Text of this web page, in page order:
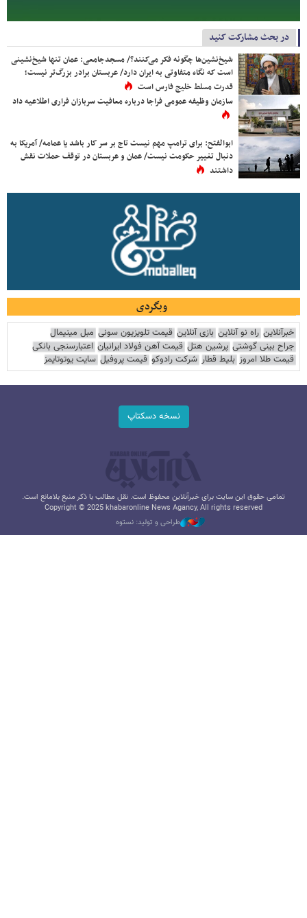
در بحث مشارکت کنید
شیخ‌نشین‌ها چگونه فکر می‌کنند؟/ مسجدجامعی: عمان تنها شیخ‌نشینی
است که نگاه متفاوتی به ایران دارد/ عربستان برادر بزرگ‌تر نیست؛
قدرت مسلط خلیج فارس است
سازمان وظیفه عمومی فراجا درباره معافیت سربازان فراری اطلاعیه داد
ابوالفتح: برای ترامپ مهم نیست تاج بر سر کار باشد یا عمامه/ آمریکا به
دنبال تغییر حکومت نیست/ عمان و عربستان در توقف حملات نقش
داشتند
وبگردی
خبرآنلاین راه نو آنلاین بازی آنلاین قیمت تلویزیون سونی مبل مینیمال
جراح بینی گوشتی پرشین هتل قیمت آهن فولاد ایرانیان اعتبارسنجی بانکی
قیمت طلا امروز بلیط قطار شرکت رادوکو قیمت پروفیل سایت یوتوتایمز
نسخه دسکتاپ
تمامی حقوق این سایت برای خبرآنلاین محفوظ است. نقل مطالب با ذکر منبع بلامانع است.
Copyright © 2025 khabaronline News Agancy, All rights reserved
طراحی و تولید: نستوه